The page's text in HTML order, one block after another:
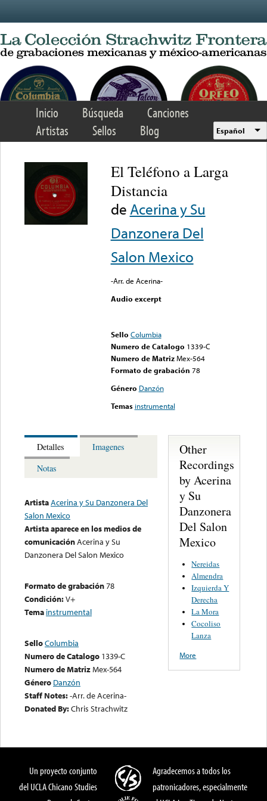
Inicio Búsqueda
Canciones
Artistas
Sellos Blog Español
El Teléfono a Larga
Distancia
de Acerina y Su
Danzonera Del
Salon Mexico
-Arr. de Acerina-
Audio excerpt
Sello Columbia
Numero de Catalogo 1339-C
Numero de Matriz Mex-564
Formato de grabación 78
Género Danzón
Temas instrumental
Detalles
Imagenes
Notas
ArtistaAcerina y Su Danzonera Del
Salon Mexico
Artista aparece en los medios de
comunicaciónAcerina y Su
Danzonera Del Salon Mexico
Formato de grabación78
Condición:V+
Tema instrumental
SelloColumbia
Numero de Catalogo 1339-C
Numero de MatrizMex-564
Género Danzón
Staff Notes:-Arr. de Acerina-
Donated By:Chris Strachwitz
Other
Recordings
by Acerina
y Su
Danzonera
Del Salon
Mexico
Nereidas
Almendra
Izquierda Y
Derecha
La Mora
Cocoliso
Lanza
More
Un proyecto conjunto
del UCLA Chicano Studies
Agradecemos a todos los
patronicadores, especialmente